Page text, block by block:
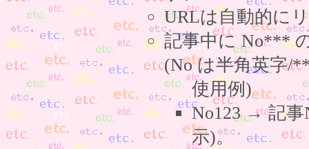
URLは自動的に
記事中に No***
(No は半角英字/
使用例)
No123 → 記事
示)。